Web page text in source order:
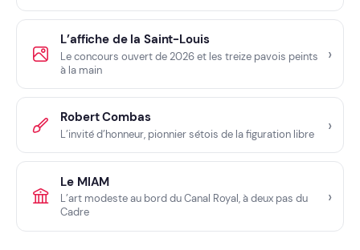
L’affiche de la Saint-Louis
Le concours ouvert de 2026 et les treize pavois peints
à la main
Robert Combas
L’invité d’honneur, pionnier sétois de la figuration libre
Le MIAM
L’art modeste au bord du Canal Royal, à deux pas du
Cadre